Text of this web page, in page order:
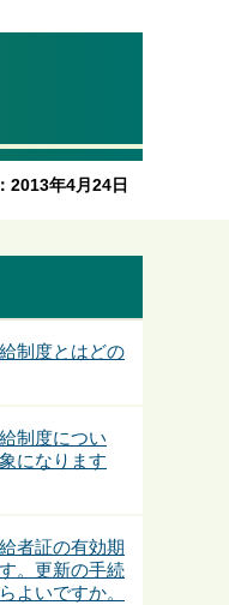
2013年4月24日
制度とはどの
制度につい
になります
者証の有効期
。更新の手続
よいですか。